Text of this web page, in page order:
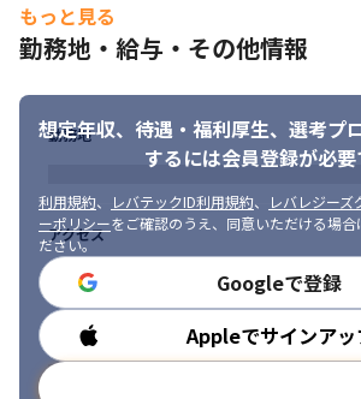
・制作した作品の、ユーザーからの反応を直
きます
・これから市場が拡大していくVR領域の開発
積むことができます
・CGクリエイターでも、デザインに携わる
もっと見る
勤務地・給与・その他情報
想定年収、待遇・福利厚生、 選考プ
するには会員登録が必要
利用規約、 レバテックID利用規約、
レバレジーズ
ーポリシーをご確認のうえ、同意いただける場合
ださい。
Googleで登録
Appleでサインアッ
勤務地
アクセス
勤務時間